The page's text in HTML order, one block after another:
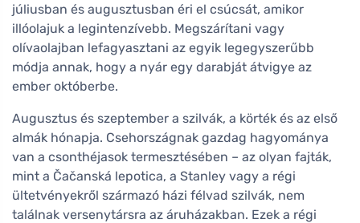
júliusban és augusztusban éri el csúcsát, amikor
illóolajuk a legintenzívebb. Megszárítani vagy
olívaolajban lefagyasztani az egyik legegyszerűbb
módja annak, hogy a nyár egy darabját átvigye az
ember októberbe.
Augusztus és szeptember a szilvák, a körték és az első
almák hónapja. Csehországnak gazdag hagyománya
van a csonthéjasok termesztésében – az olyan fajták,
mint a Čačanská lepotica, a Stanley vagy a régi
ültetvényekről származó házi félvad szilvák, nem
találnak versenytársra az áruházakban. Ezek a régi